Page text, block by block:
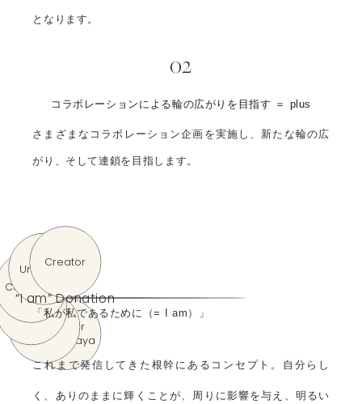
となります。
02
コラボレーションによる輪の広がりを目指す ＝ plus
さまざまなコラボレーション企画を実施し、新たな輪の広
がり、そして連鎖を目指します。
“I am” Donation
opnner
Kaho Iwaya
Artist
Brand
Company
University
Creator
「私が私であるために（= I am）」
これまで発信してきた根幹にあるコンセプト。自分らし
く、ありのままに輝くことが、周りに影響を与え、明るい